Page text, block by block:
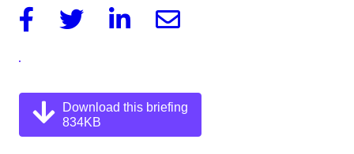
FacebookTwitter LinkedinEmail
Download this briefing
834KB